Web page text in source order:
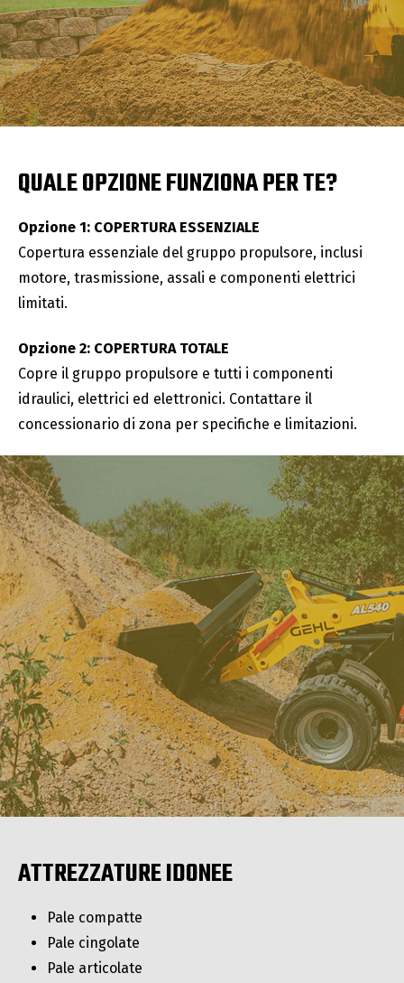
QUALE OPZIONE FUNZIONA PER TE?
Opzione 1: COPERTURA ESSENZIALE
Copertura essenziale del gruppo propulsore, inclusi
motore, trasmissione, assali e componenti elettrici
limitati.
Opzione 2: COPERTURA TOTALE
Copre il gruppo propulsore e tutti i componenti
idraulici, elettrici ed elettronici. Contattare il
concessionario di zona per specifiche e limitazioni.
ATTREZZATURE IDONEE
Pale compatte
Pale cingolate
Pale articolate